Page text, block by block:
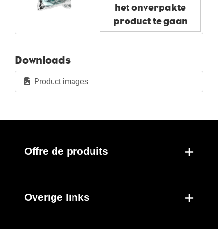
Nouveaux produits
het onverpakte
product te gaan
Downloads
Product images
Offre de produits
Overige links